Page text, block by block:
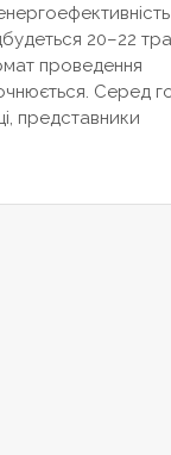
20–22
проведення
Серед
представники